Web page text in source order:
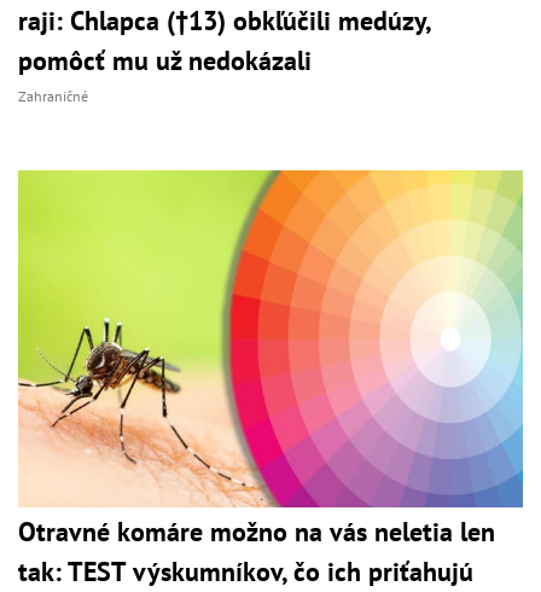
raji: Chlapca (†13) obkľúčili medúzy,
pomôcť mu už nedokázali
Zahraničné
Otravné komáre možno na vás neletia len
tak: TEST výskumníkov, čo ich priťahujú